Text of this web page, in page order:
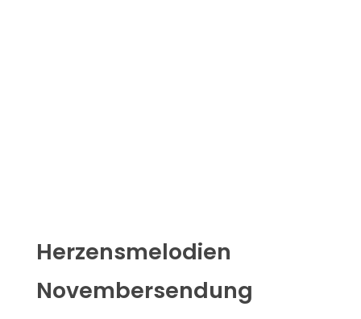
Herzensmelodien
Novembersendung